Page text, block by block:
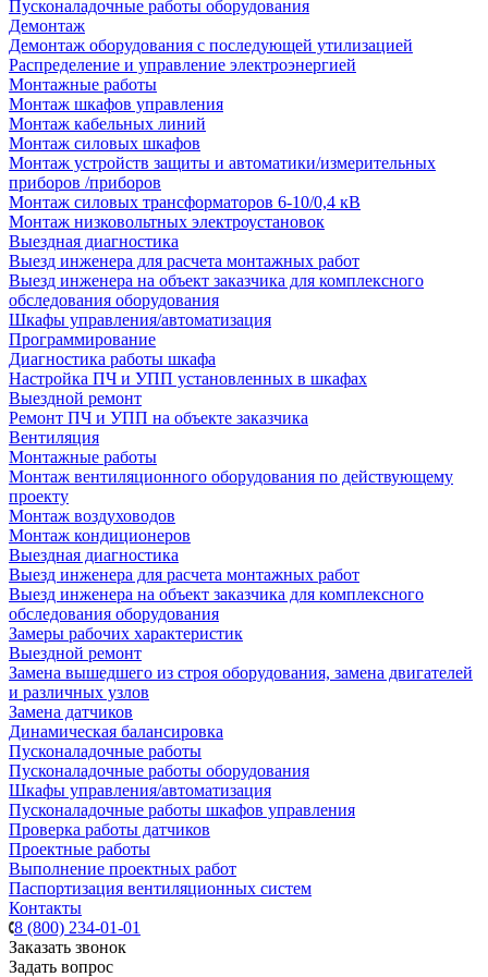
Пусконаладочные работы оборудования
Демонтаж
Демонтаж оборудования с последующей утилизацией
Распределение и управление электроэнергией
Монтажные работы
Монтаж шкафов управления
Монтаж кабельных линий
Монтаж силовых шкафов
Монтаж устройств защиты и автоматики/измерительных
приборов /приборов
Монтаж силовых трансформаторов 6-10/0,4 кВ
Монтаж низковольтных электроустановок
Выездная диагностика
Выезд инженера для расчета монтажных работ
Выезд инженера на объект заказчика для комплексного
обследования оборудования
Шкафы управления/автоматизация
Программирование
Диагностика работы шкафа
Настройка ПЧ и УПП установленных в шкафах
Выездной ремонт
Ремонт ПЧ и УПП на объекте заказчика
Вентиляция
Монтажные работы
Монтаж вентиляционного оборудования по действующему
проекту
Монтаж воздуховодов
Монтаж кондиционеров
Выездная диагностика
Выезд инженера для расчета монтажных работ
Выезд инженера на объект заказчика для комплексного
обследования оборудования
Замеры рабочих характеристик
Выездной ремонт
Замена вышедшего из строя оборудования, замена двигателей
и различных узлов
Замена датчиков
Динамическая балансировка
Пусконаладочные работы
Пусконаладочные работы оборудования
Шкафы управления/автоматизация
Пусконаладочные работы шкафов управления
Проверка работы датчиков
Проектные работы
Выполнение проектных работ
Паспортизация вентиляционных систем
Контакты
8 (800) 234-01-01
Заказать звонок
Задать вопрос